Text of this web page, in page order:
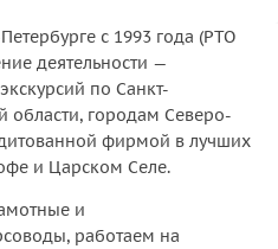
с 1993 года (РТО
деятельности —
по Санкт-
области, городам Северо-
фирмой в лучших
и Царском Селе.
и
работаем на